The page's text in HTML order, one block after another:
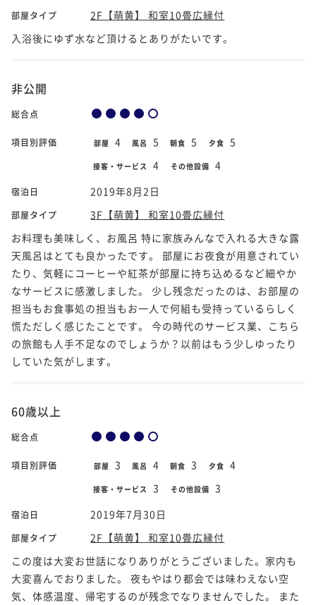
部屋タイプ
2F【萌黄】 和室10畳広縁付
入浴後にゆず水など頂けるとありがたいです。
非公開
総合点
項目別評価 部屋 4 風呂 5 朝食 5 夕食 5
接客・サービス 4 その他設備 4
宿泊日 2019年8月2日
部屋タイプ
3F【萌黄】 和室10畳広縁付
お料理も美味しく、お風呂 特に家族みんなで入れる大きな露
天風呂はとても良かったです。 部屋にお夜食が用意されてい
たり、気軽にコーヒーや紅茶が部屋に持ち込めるなど細やか
なサービスに感激しました。 少し残念だったのは、お部屋の
担当もお食事処の担当もお一人で何組も受持っているらしく
慌ただしく感じたことです。 今の時代のサービス業、こちら
の旅館も人手不足なのでしょうか？以前はもう少しゆったり
していた気がします。
60歳以上
総合点
項目別評価 部屋 3 風呂 4 朝食 3 夕食 4
接客・サービス 3 その他設備 3
宿泊日 2019年7月30日
部屋タイプ
2F【萌黄】 和室10畳広縁付
この度は大変お世話になりありがとうございました。家内も
大変喜んでおりました。 夜もやはり都会では味わえない空
気、体感温度、帰宅するのが残念でなりませんでした。 また